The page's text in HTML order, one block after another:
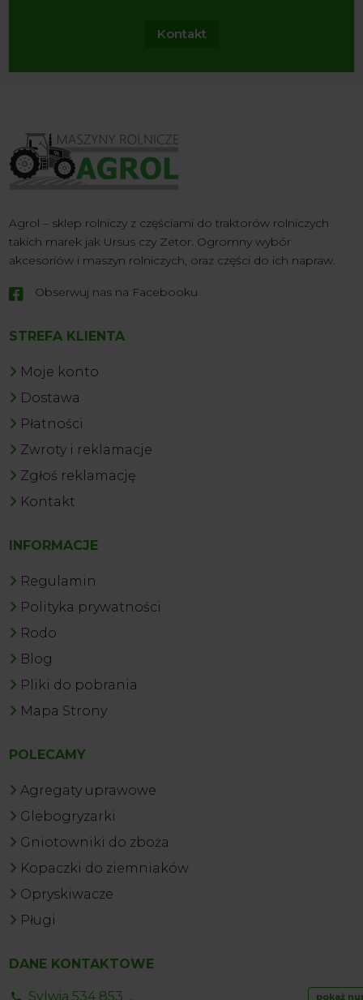
Kontakt
Agrol – sklep rolniczy z częściami do traktorów rolniczych
takich marek jak Ursus czy Zetor. Ogromny wybór
akcesoriów i maszyn rolniczych, oraz części do ich napraw.
 Obserwuj nas na Facebooku
STREFA KLIENTA
Moje konto
Dostawa
Płatności
Zwroty i reklamacje
Zgłoś reklamację
Kontakt
INFORMACJE
Regulamin
Polityka prywatności
Rodo
Blog
Pliki do pobrania
Mapa Strony
POLECAMY
Agregaty uprawowe
Glebogryzarki
Gniotowniki do zboża
Kopaczki do ziemniaków
Opryskiwacze
Pługi
DANE KONTAKTOWE
Sylwia 534 853 ... pokaż